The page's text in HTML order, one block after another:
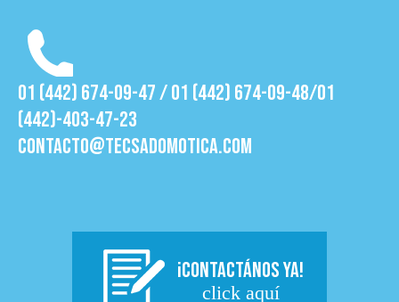
01 (442) 674-09-47 / 01 (442) 674-09-48/01
(442)-403-47-23
contacto@tecsadomotica.com
¡CONTACTÁNOS YA!
click aquí